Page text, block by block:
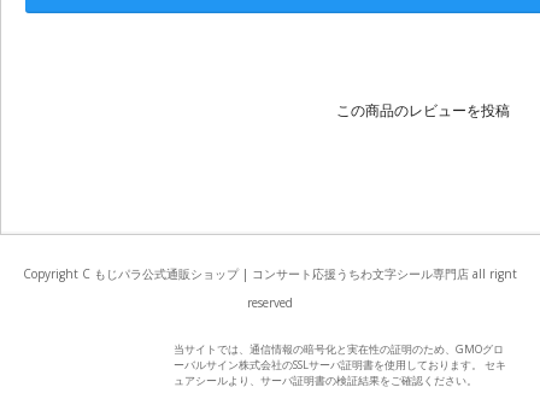
この商品のレビューを投稿
Copyright C もじパラ公式通販ショップ | コンサート応援うちわ文字シール専門店 all rignt
reserved
当サイトでは、通信情報の暗号化と実在性の証明のため、GMOグロ
ーバルサイン株式会社のSSLサーバ証明書を使用しております。 セキ
ュアシールより、サーバ証明書の検証結果をご確認ください。